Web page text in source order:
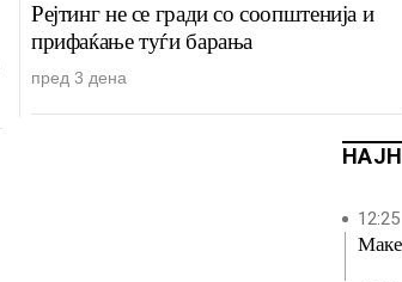
Рејтинг не се гради со соопштенија и
прифаќање туѓи барања
пред 3 дена
12:25